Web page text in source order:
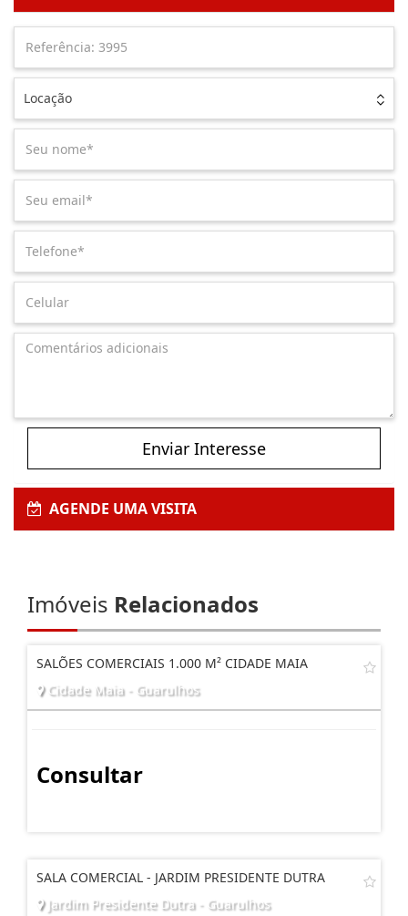
Locação
Enviar Interesse
AGENDE UMA VISITA
Imóveis Relacionados
SALÕES COMERCIAIS 1.000 M² CIDADE MAIA
Cidade Maia - Guarulhos
Consultar
SALA COMERCIAL - JARDIM PRESIDENTE DUTRA
Jardim Presidente Dutra - Guarulhos